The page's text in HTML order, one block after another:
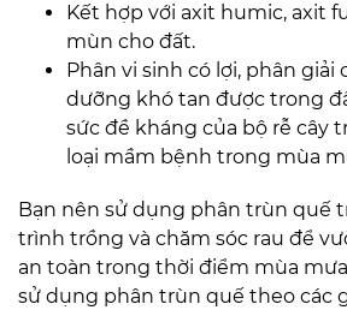
Kết hợp với axit humic, axit
mùn cho đất.
Phân vi sinh có lợi, phân giải
dưỡng khó tan được trong
sức đề kháng của bộ rễ cây
loại mầm bệnh trong mùa
Bạn nên sử dụng phân trùn quế
trình trồng và chăm sóc rau để
an toàn trong thời điểm mùa
sử dụng phân trùn quế theo các